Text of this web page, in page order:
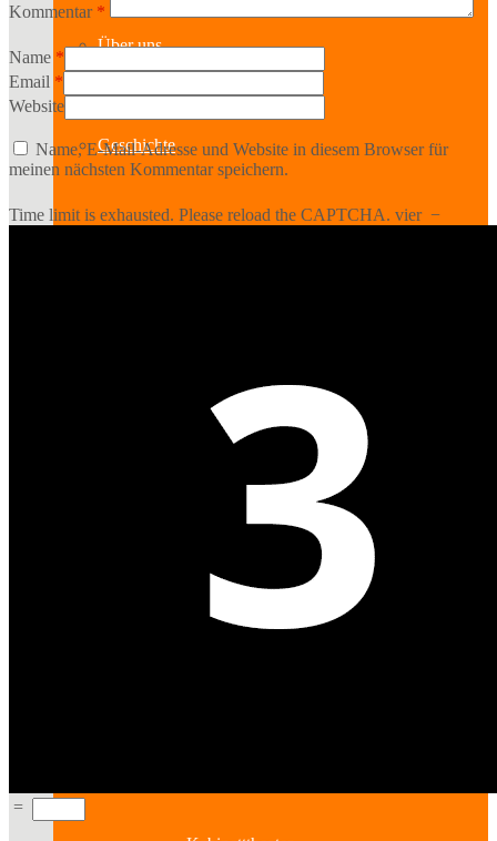
Über uns
Geschichte
Ausstellungen
Kommentar *
Name *
Email *
Website
Name, E-Mail-Adresse und Website in diesem Browser für
meinen nächsten Kommentar speichern.
Time limit is exhausted. Please reload the CAPTCHA. vier −
=